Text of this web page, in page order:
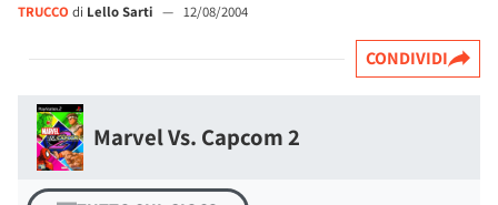
TRUCCO di Lello Sarti — 12/08/2004
CONDIVIDI
Marvel Vs. Capcom 2